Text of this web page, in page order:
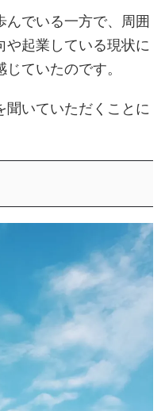
んでいる一方で、周囲
や起業している現状に
ていたのです。
聞いていただくことに